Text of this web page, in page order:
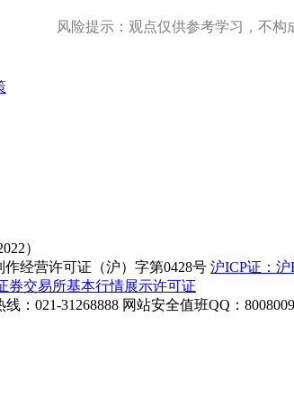
风险提示：观点仅供参考学习，不构
）
作经营许可证（沪）字第0428号 沪ICP证：沪
券交易所基本行情展示许可证
：021-31268888 网站安全值班QQ：